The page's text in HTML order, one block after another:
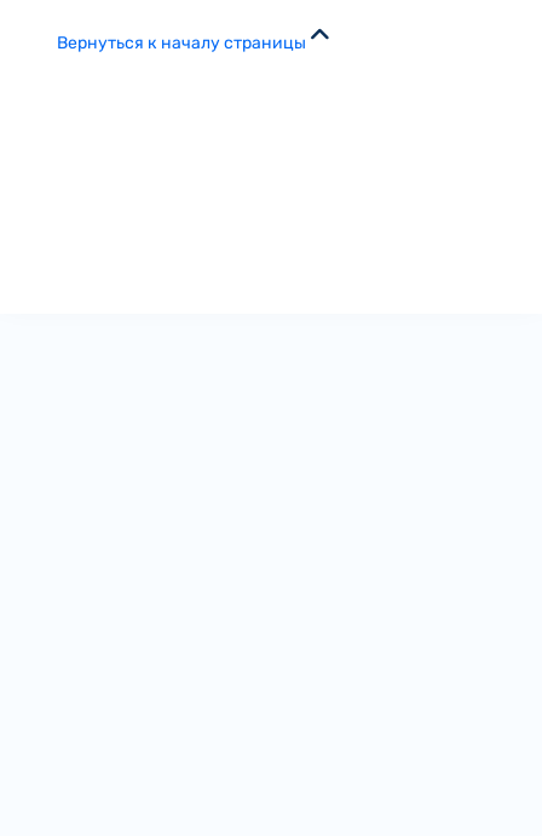
Вернуться к началу страницы